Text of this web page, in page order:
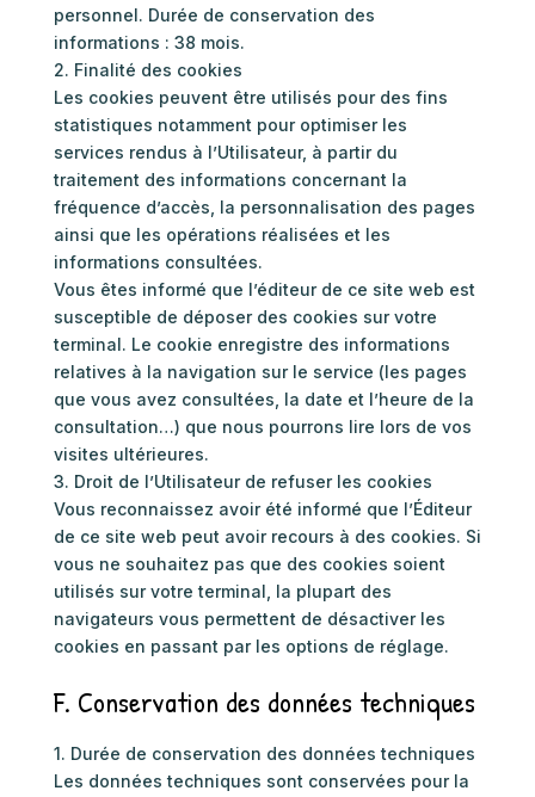
personnel. Durée de conservation des
informations : 38 mois.
2. Finalité des cookies
Les cookies peuvent être utilisés pour des fins
statistiques notamment pour optimiser les
services rendus à l’Utilisateur, à partir du
traitement des informations concernant la
fréquence d’accès, la personnalisation des pages
ainsi que les opérations réalisées et les
informations consultées.
Vous êtes informé que l’éditeur de ce site web est
susceptible de déposer des cookies sur votre
terminal. Le cookie enregistre des informations
relatives à la navigation sur le service (les pages
que vous avez consultées, la date et l’heure de la
consultation…) que nous pourrons lire lors de vos
visites ultérieures.
3. Droit de l’Utilisateur de refuser les cookies
Vous reconnaissez avoir été informé que l’Éditeur
de ce site web peut avoir recours à des cookies. Si
vous ne souhaitez pas que des cookies soient
utilisés sur votre terminal, la plupart des
navigateurs vous permettent de désactiver les
cookies en passant par les options de réglage.
F. Conservation des données techniques
1. Durée de conservation des données techniques
Les données techniques sont conservées pour la